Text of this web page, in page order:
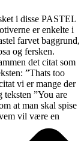
i disse PASTEL
er enkelte i
farvet baggrund,
og fersken.
det citat som
”Thats too
vi er mange der
”You are
at man skal spise
vil være en